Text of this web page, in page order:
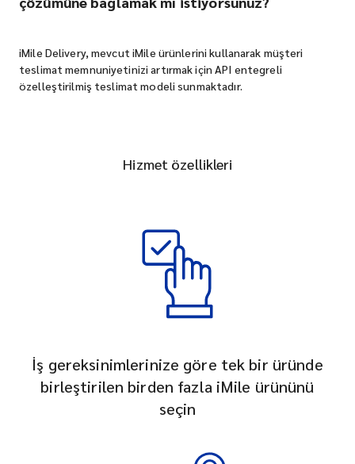
iMile Delivery, mevcut iMile ürünlerini kullanarak müşteri
teslimat memnuniyetinizi artırmak için API entegreli
özelleştirilmiş teslimat modeli sunmaktadır.
Hizmet özellikleri
İş gereksinimlerinize göre tek bir üründe
birleştirilen birden fazla iMile ürününü
seçin